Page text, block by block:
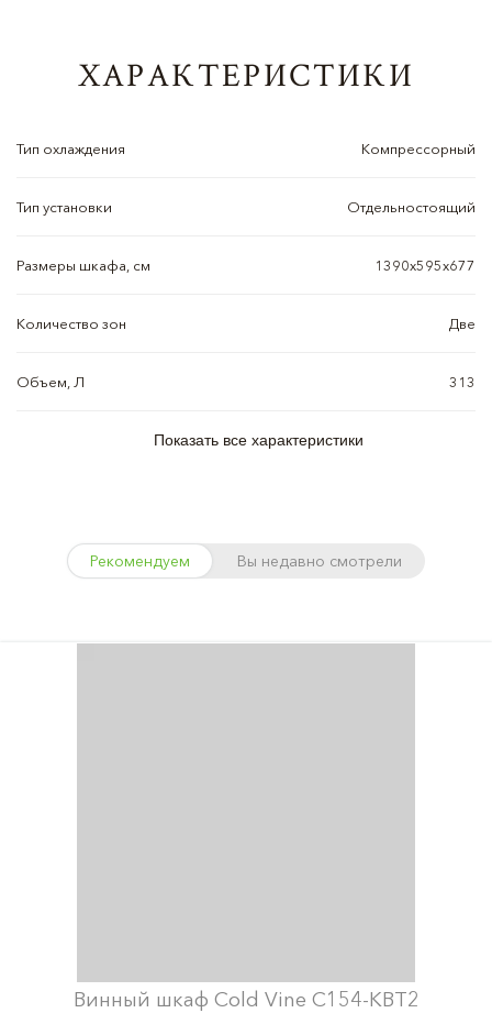
ХАРАКТЕРИСТИКИ
Тип охлаждения Компрессорный
Тип установки Отдельностоящий
Размеры шкафа, см 1390x595x677
Количество зон Две
Объем, Л 313
Показать все характеристики
Рекомендуем Вы недавно смотрели
Винный шкаф Cold Vine C154-KBT2